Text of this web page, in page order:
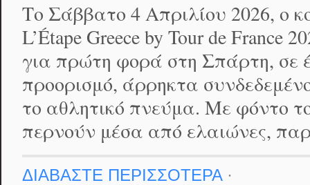
Το Σάββατο 4 Απριλίου 2026, ο
L’Étape Greece by Tour de France
για πρώτη φορά στη Σπάρτη, σε
προορισμό, άρρηκτα
το αθλητικό πνεύμα. Με φόντο
περνούν μέσα από ελαιώνες,
ΔΙΑΒΑΣΤΕ ΠΕΡΙΣΣΟΤΕΡΑ·